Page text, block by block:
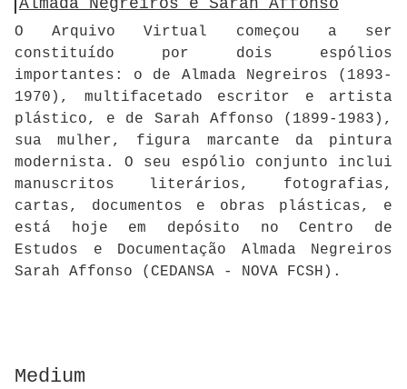
Almada Negreiros e Sarah Affonso
O Arquivo Virtual começou a ser
constituído por dois espólios
importantes: o de Almada Negreiros (1893-
1970), multifacetado escritor e artista
plástico, e de Sarah Affonso (1899-1983),
sua mulher, figura marcante da pintura
modernista. O seu espólio conjunto inclui
manuscritos literários, fotografias,
cartas, documentos e obras plásticas, e
está hoje em depósito no Centro de
Estudos e Documentação Almada Negreiros
Sarah Affonso (CEDANSA - NOVA FCSH).
Medium